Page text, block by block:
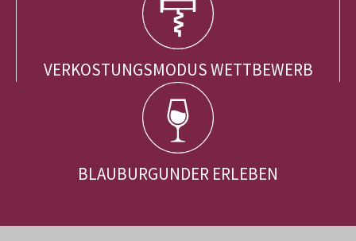
VERKOSTUNGSMODUS WETTBEWERB
BLAUBURGUNDER ERLEBEN